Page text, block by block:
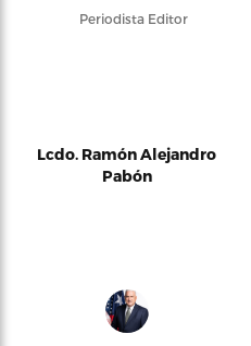
Periodista Editor
Lcdo. Ramón Alejandro
Pabón